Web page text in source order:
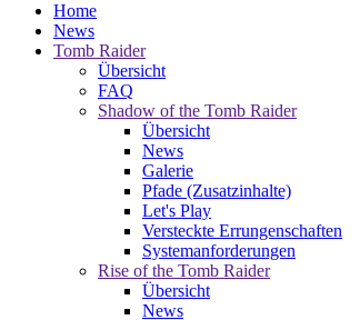
Home
News
Tomb Raider
Übersicht
FAQ
Shadow of the Tomb Raider
Übersicht
News
Galerie
Pfade (Zusatzinhalte)
Let's Play
Versteckte Errungenschaften
Systemanforderungen
Rise of the Tomb Raider
Übersicht
News